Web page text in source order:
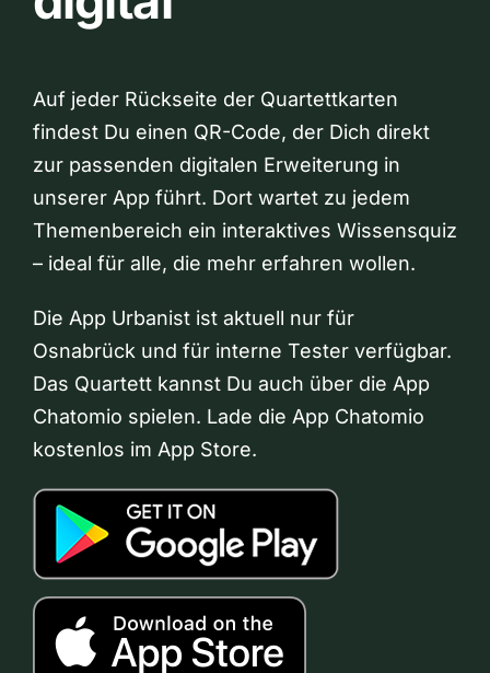
Auf jeder Rückseite der Quartettkarten
findest Du einen QR-Code, der Dich direkt
zur passenden digitalen Erweiterung in
unserer App führt. Dort wartet zu jedem
Themenbereich ein interaktives Wissensquiz
– ideal für alle, die mehr erfahren wollen.
Die App Urbanist ist aktuell nur für
Osnabrück und für interne Tester verfügbar.
Das Quartett kannst Du auch über die App
Chatomio spielen. Lade die App Chatomio
kostenlos im App Store.